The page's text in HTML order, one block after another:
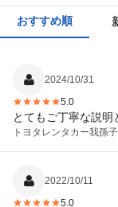
おすすめ順
2024/10/31
5.0
とてもご丁寧な説明
トヨタレンタカー我孫
2022/10/11
5.0